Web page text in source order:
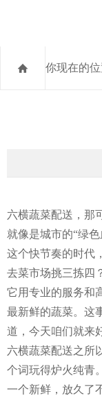
你现在的位
六横蔬菜配送，那
就像是城市的“绿
这个快节奏的时代
去菜市场挑三拣四
它用专业的服务和
最新鲜的蔬菜。这
道，今天咱们就来
六横蔬菜配送之所
个词玩得炉火纯青
一个新鲜，放久了